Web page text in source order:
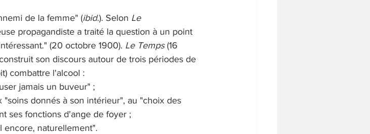
de la femme" (ibid.). Selon Le
propagandiste a traité la question à un point
(20 octobre 1900). Le Temps (16
son discours autour de trois périodes de
combattre l'alcool :
jamais un buveur" ;
"soins donnés à son intérieur", au "choix des
ses fonctions d'ange de foyer ;
encore, naturellement".